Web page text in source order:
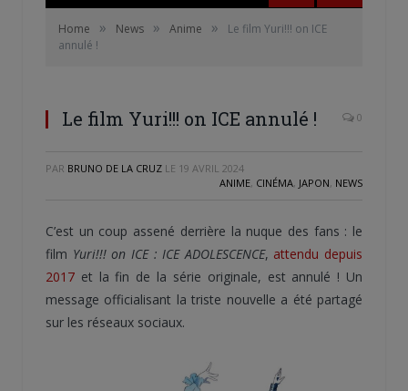
Home » News » Anime »
Le film Yuri!!! on ICE
annulé !
Le film Yuri!!! on ICE annulé ! 0
PAR BRUNO DE LA CRUZ LE 19 AVRIL 2024
ANIME, CINÉMA, JAPON, NEWS
C’est un coup assené derrière la nuque des fans : le
film Yuri!!! on ICE : ICE ADOLESCENCE, attendu depuis
2017 et la fin de la série originale, est annulé ! Un
message officialisant la triste nouvelle a été partagé
sur les réseaux sociaux.